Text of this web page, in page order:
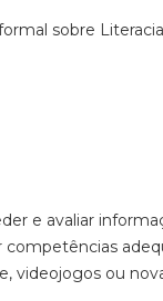
sobre
e avaliar
videojogos ou